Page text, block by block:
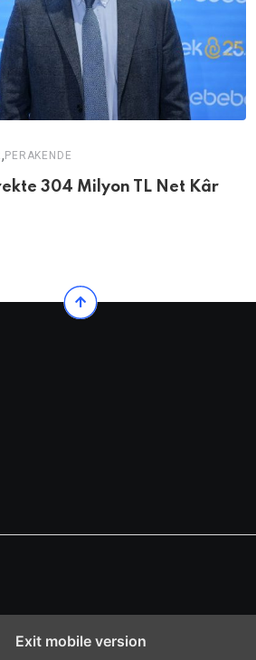
, PERAKENDE
304 Milyon TL Net Kâr
Exit mobile version